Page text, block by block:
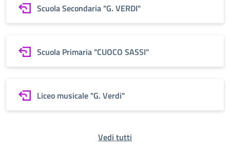
Scuola Secondaria "G. VERDI"
Scuola Primaria "CUOCO SASSI"
Liceo musicale "G. Verdi"
Vedi tutti